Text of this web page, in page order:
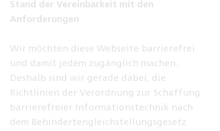
Stand der Vereinbarkeit mit den
Anforderungen
Wir möchten diese Webseite barrierefrei
und damit jedem zugänglich machen.
Deshalb sind wir gerade dabei, die
Richtlinien der Verordnung zur Schaffung
barrierefreier Informationstechnik nach
dem Behindertengleichstellungsgesetz